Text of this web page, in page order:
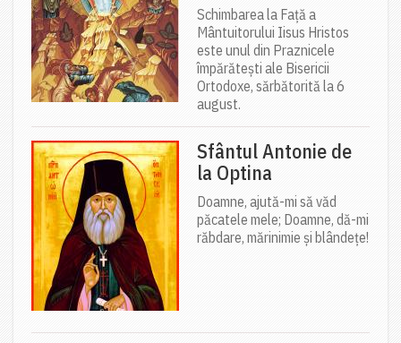
Schimbarea la Față a
Mântuitorului Iisus Hristos
este unul din Praznicele
împărătești ale Bisericii
Ortodoxe, sărbătorită la 6
august.
Sfântul Antonie de
la Optina
Doamne, ajută-mi să văd
păcatele mele; Doamne, dă-mi
răbdare, mărinimie şi blândeţe!